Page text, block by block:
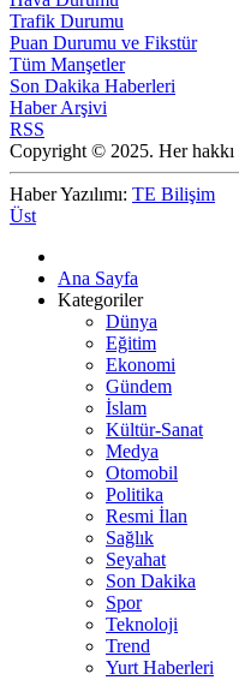
Trafik Durumu
Puan Durumu ve Fikstür
Tüm Manşetler
Son Dakika Haberleri
Haber Arşivi
RSS
Copyright © 2025. Her hakkı
Haber Yazılımı: TE Bilişim
Üst
Ana Sayfa
Kategoriler
Dünya
Eğitim
Ekonomi
Gündem
İslam
Kültür-Sanat
Medya
Otomobil
Politika
Resmi İlan
Sağlık
Seyahat
Son Dakika
Spor
Teknoloji
Trend
Yurt Haberleri